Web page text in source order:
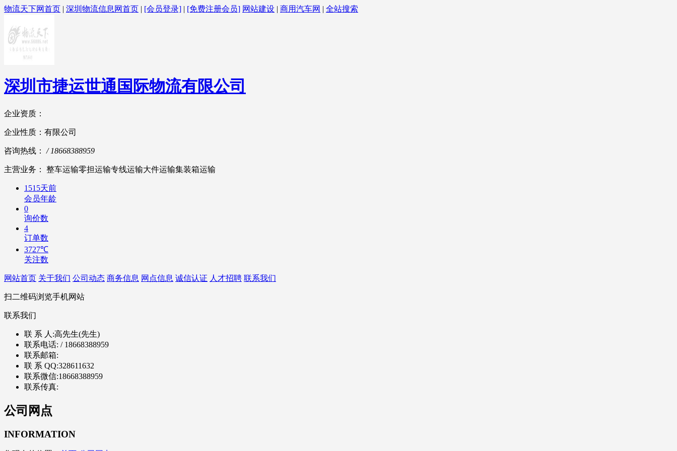
物流天下网首页 | 深圳物流信息网首页 | [会员登录] | [免费注册会员] 网站建设 | 商用汽车网 | 全站搜索
深圳市捷运世通国际物流有限公司
企业资质：
企业性质：有限公司
咨询热线： / 18668388959
主营业务： 整车运输零担运输专线运输大件运输集装箱运输
1515天前
会员年龄
0
询价数
4
订单数
3727℃
关注数
网站首页 关于我们 公司动态 商务信息 网点信息 诚信认证 人才招聘 联系我们
扫二维码浏览手机网站
联系我们
联 系 人:高先生(先生)
联系电话: / 18668388959
联系邮箱:
联 系 QQ:328611632
联系微信:18668388959
联系传真:
公司网点
INFORMATION